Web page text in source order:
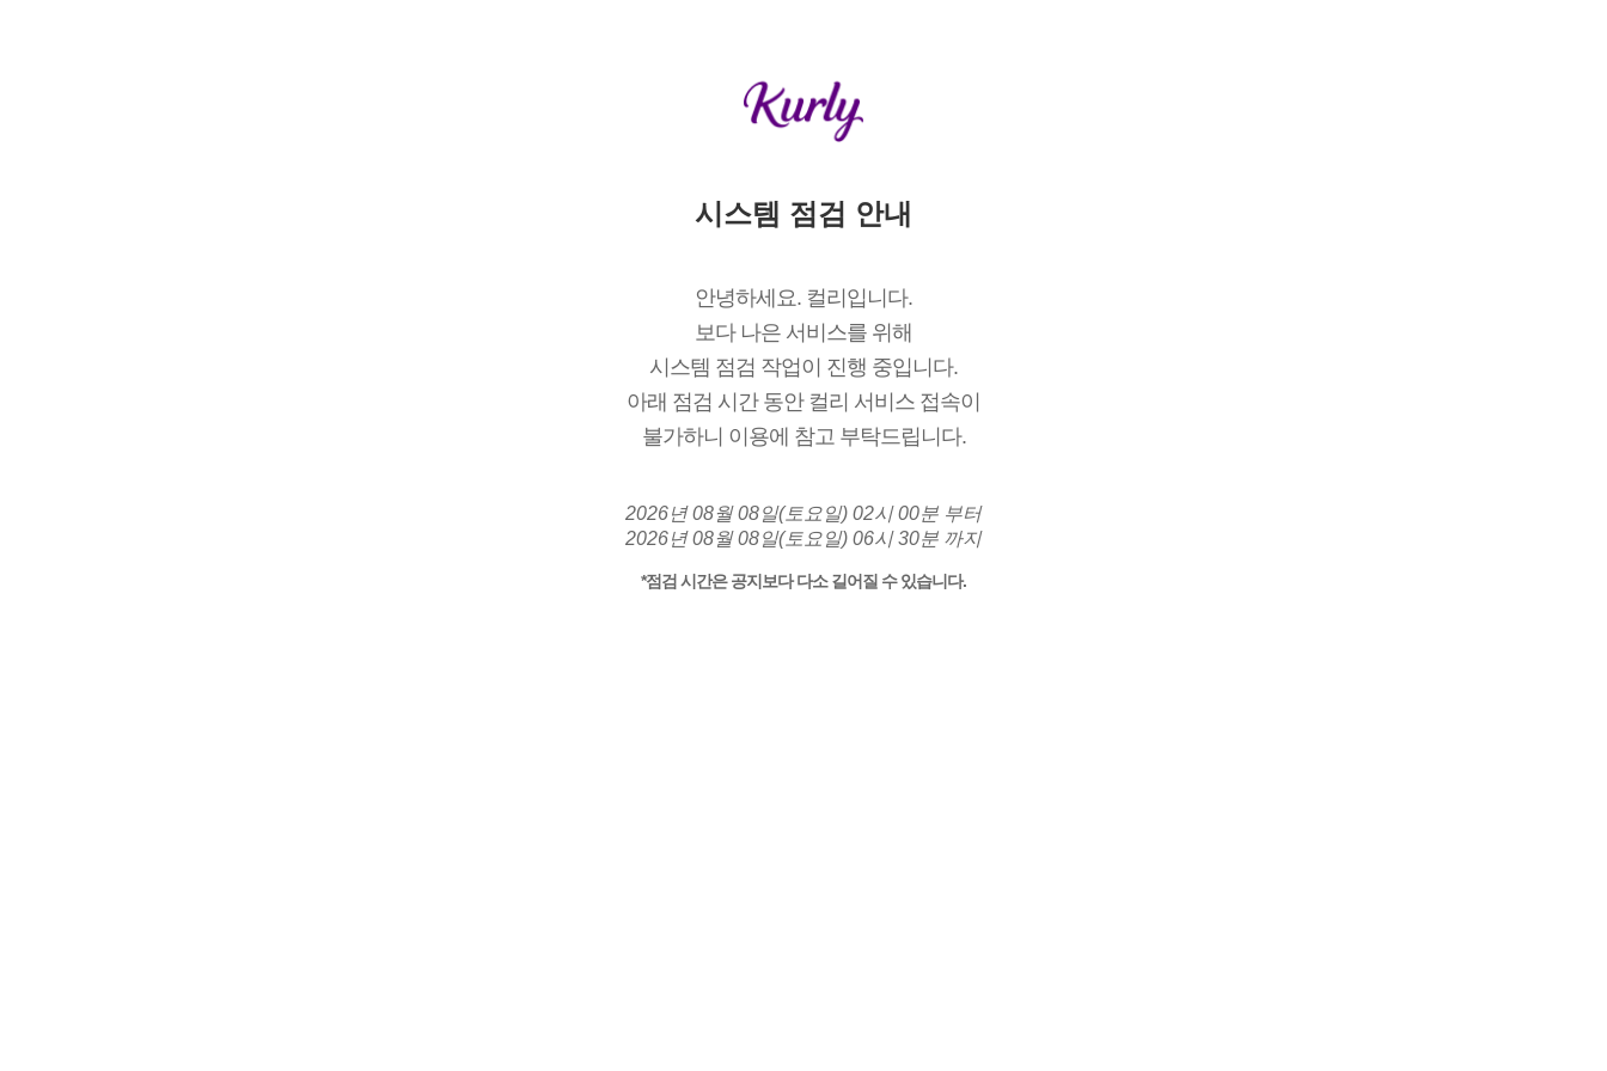
시스템 점검 안내
안녕하세요. 컬리입니다.
보다 나은 서비스를 위해
시스템 점검 작업이 진행 중입니다.
아래 점검 시간 동안 컬리 서비스 접속이
불가하니 이용에 참고 부탁드립니다.
2026년 08월 08일(토요일) 02시 00분 부터
2026년 08월 08일(토요일) 06시 30분 까지
*점검 시간은 공지보다 다소 길어질 수 있습니다.